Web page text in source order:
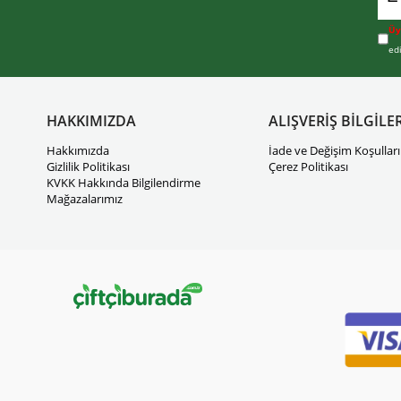
HAKKIMIZDA
Hakkımızda
Gizlilik Politikası
KVKK Hakkında Bilgilendirme
Mağazalarımız
ALIŞVERİŞ
İade ve Değişim Koşulları
Çerez Politikası